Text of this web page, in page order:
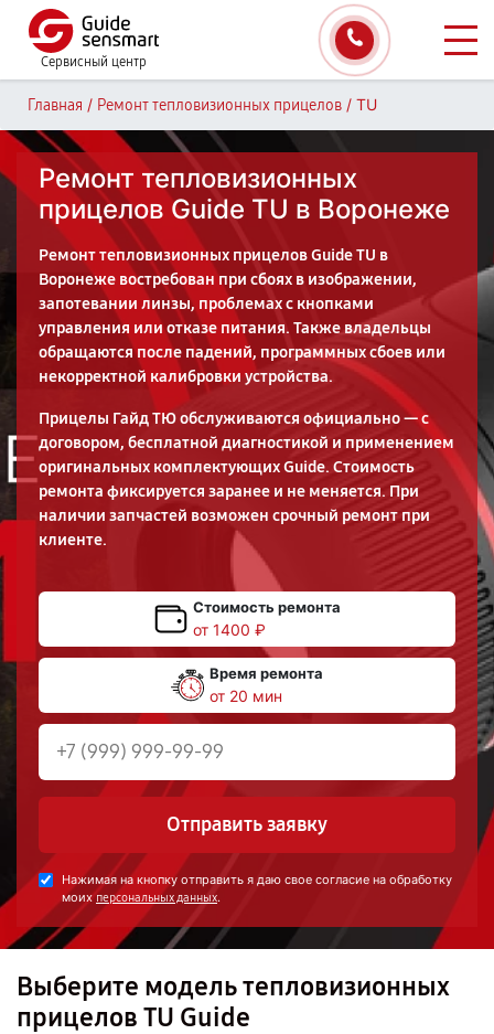
Сервисный центр
Главная / Ремонт тепловизионных прицелов / TU
Ремонт тепловизионных
прицелов Guide TU в Воронеже
Ремонт тепловизионных прицелов Guide TU в
Воронеже востребован при сбоях в изображении,
запотевании линзы, проблемах с кнопками
управления или отказе питания. Также владельцы
обращаются после падений, программных сбоев или
некорректной калибровки устройства.
Прицелы Гайд ТЮ обслуживаются официально — с
договором, бесплатной диагностикой и применением
оригинальных комплектующих Guide. Стоимость
ремонта фиксируется заранее и не меняется. При
наличии запчастей возможен срочный ремонт при
клиенте.
Стоимость ремонта
от 1400 ₽
Время ремонта
от 20 мин
Отправить заявку
Нажимая на кнопку отправить я даю свое согласие на обработку
моихперсональных данных.
Выберите модель тепловизионных
прицелов TU Guide